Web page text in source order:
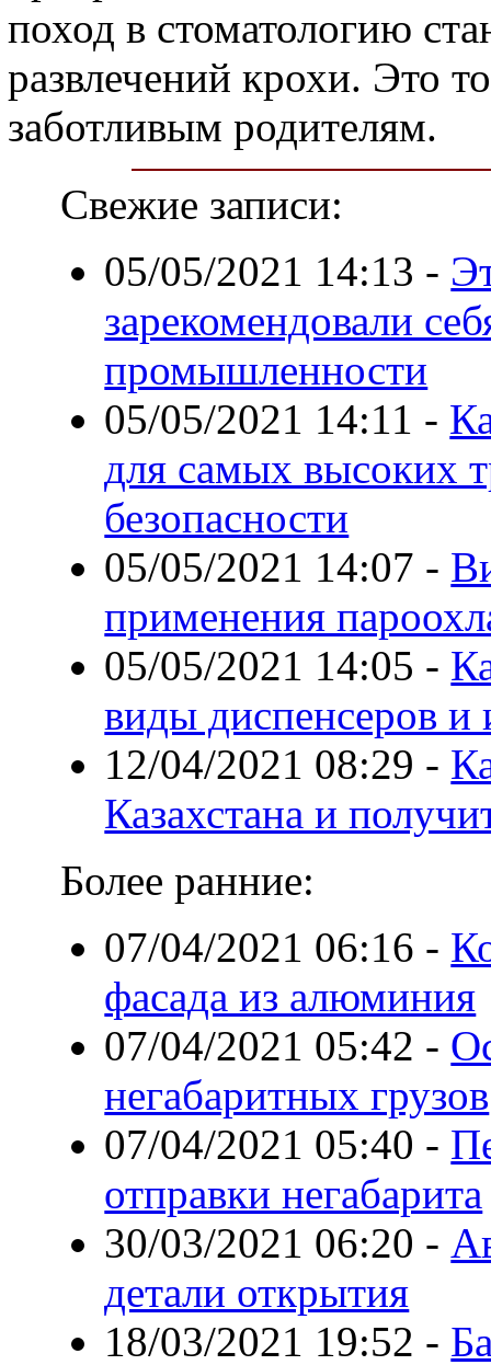
поход в стоматологию
развлечений крохи. Это
заботливым родителям.
Свежие записи:
05/05/2021 14:13 -
зарекомендовали
промышленности
05/05/2021 14:11 -
для самых высоких
безопасности
05/05/2021 14:07 -
применения
05/05/2021 14:05 -
виды диспенсеров и
12/04/2021 08:29 -
Казахстана и
Более ранние:
07/04/2021 06:16 -
фасада из алюминия
07/04/2021 05:42 -
негабаритных грузов
07/04/2021 05:40 -
отправки негабарита
30/03/2021 06:20 -
детали открытия
18/03/2021 19:52 -